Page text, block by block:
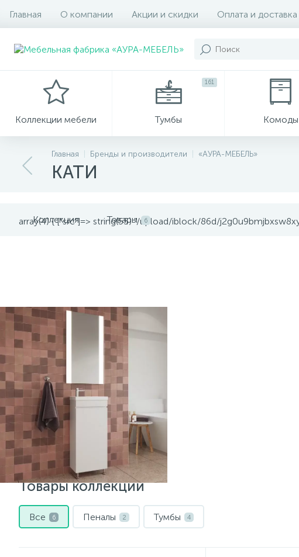
Главная О компании Акции и скидки Оплата и доставка
Коллекции мебели Тумбы
161
Комоды
Главная Бренды и производители «АУРА-МЕБЕЛЬ»
КАТИ
array(4) { ["src"]=> string(55) "/upload/iblock/86d/
Коллекция Товары 6
Товары коллекции
Все 6 Пеналы 2 Тумбы 4